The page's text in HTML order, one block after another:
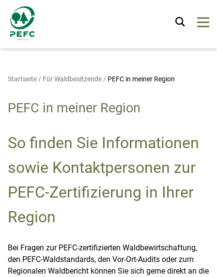
Startseite / Für Waldbesitzende / PEFC in meiner Region
PEFC in meiner Region
So finden Sie Informationen
sowie Kontaktpersonen zur
PEFC-Zertifizierung in Ihrer
Region
Bei Fragen zur PEFC-zertifizierten Waldbewirtschaftung,
den PEFC-Waldstandards, den Vor-Ort-Audits oder zum
Regionalen Waldbericht können Sie sich gerne direkt an die